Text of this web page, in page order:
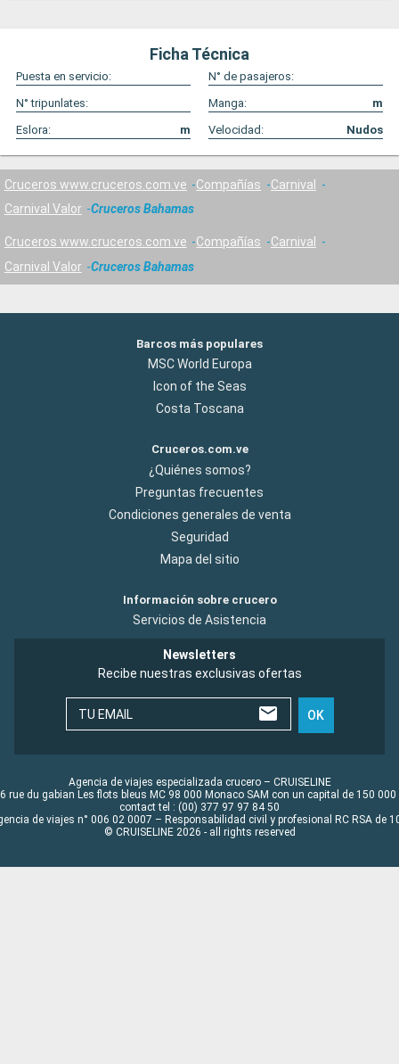
Ficha Técnica
Puesta en servicio:
N° de pasajeros:
N° tripunlates:
Manga:
m
Eslora:
m Velocidad: Nudos
Cruceros www.cruceros.com.ve Compañías
Carnival
Carnival Valor
Cruceros Bahamas
Cruceros www.cruceros.com.ve Compañías
Carnival
Carnival Valor
Cruceros Bahamas
Barcos más populares
MSC World Europa
Icon of the Seas
Costa Toscana
Cruceros.com.ve
¿Quiénes somos?
Preguntas frecuentes
Condiciones generales de venta
Seguridad
Mapa del sitio
Información sobre crucero
Servicios de Asistencia
Newsletters
Recibe nuestras exclusivas ofertas
TU EMAIL OK
Agencia de viajes especializada crucero – CRUISELINE
rue du gabian Les flots bleus MC 98 000 Monaco SAM con un capital de 150 000
contact tel : (00) 377 97 97 84 50
de viajes n° 006 02 0007 – Responsabilidad civil y profesional RC RSA de
© CRUISELINE 2026 - all rights reserved